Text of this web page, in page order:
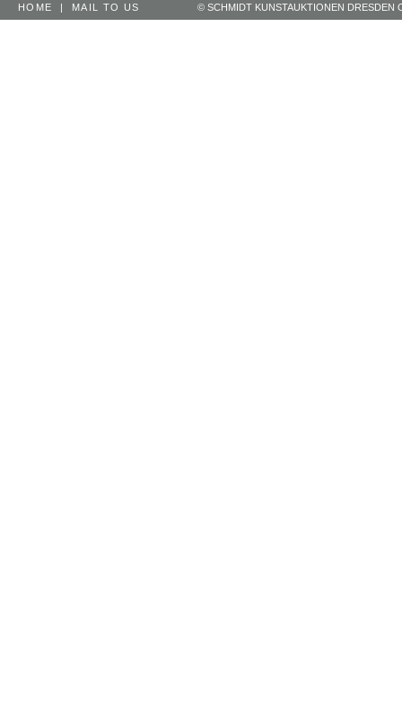
HOME | MAIL TO US © SCHMIDT KUNSTAUKTIONEN DRESDEN